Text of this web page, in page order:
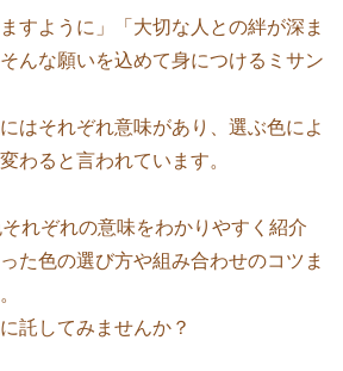
すように」「大切な人との絆が深ま
んな願いを込めて身につけるミサン
はそれぞれ意味があり、選ぶ色によ
わると言われています。
れぞれの意味をわかりやすく紹介
た色の選び方や組み合わせのコツま
託してみませんか？